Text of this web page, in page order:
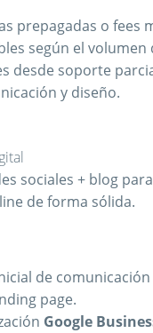
prepagadas o fees
según el volumen
desde soporte
y diseño.
sociales + blog
de forma sólida.
de
page.
Google